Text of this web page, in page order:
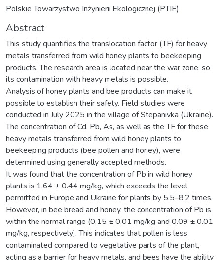
Polskie Towarzystwo Inżynierii Ekologicznej (PTIE)
Abstract
This study quantifies the translocation factor (TF) for heavy
metals transferred from wild honey plants to beekeeping
products. The research area is located near the war zone, so
its contamination with heavy metals is possible.
Analysis of honey plants and bee products can make it
possible to establish their safety. Field studies were
conducted in July 2025 in the village of Stepanivka (Ukraine).
The concentration of Cd, Pb, As, as well as the TF for these
heavy metals transferred from wild honey plants to
beekeeping products (bee pollen and honey), were
determined using generally accepted methods.
It was found that the concentration of Pb in wild honey
plants is 1.64 ± 0.44 mg/kg, which exceeds the level
permitted in Europe and Ukraine for plants by 5.5–8.2 times.
However, in bee bread and honey, the concentration of Pb is
within the normal range (0.15 ± 0.01 mg/kg and 0.09 ± 0.01
mg/kg, respectively). This indicates that pollen is less
contaminated compared to vegetative parts of the plant,
acting as a barrier for heavy metals, and bees have the ability